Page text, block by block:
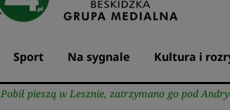
Sport Na sygnale Kultura i
Pobił pieszą w Lesznie, zatrzymano go pod